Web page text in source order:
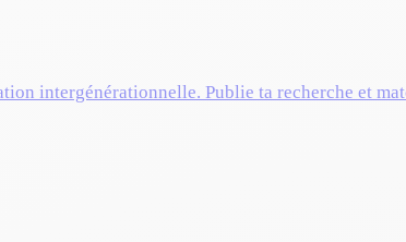
intergénérationnelle. Publie ta recherche et